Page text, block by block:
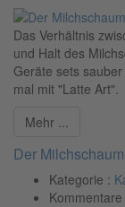
Das Verhältnis
und Halt des
Geräte sets
mal mit "Latte Art".
Mehr ...
Der
Kategorie :
Kommentare